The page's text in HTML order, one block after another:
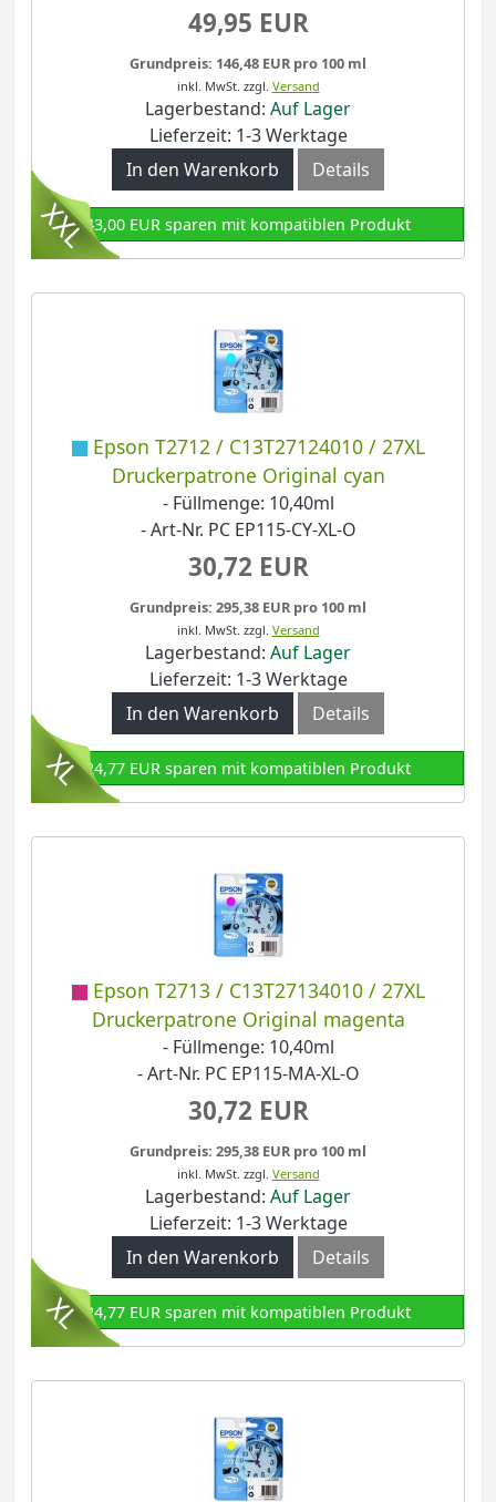
49,95 EUR
Grundpreis: 146,48 EUR pro 100 ml
inkl. MwSt. zzgl. Versand
Lagerbestand: Auf Lager
Lieferzeit: 1-3 Werktage
In den Warenkorb
Details
43,00 EUR sparen mit kompatiblen Produkt
Epson T2712 / C13T27124010 / 27XL
Druckerpatrone Original cyan
- Füllmenge: 10,40ml
- Art-Nr. PC EP115-CY-XL-O
30,72 EUR
Grundpreis: 295,38 EUR pro 100 ml
inkl. MwSt. zzgl. Versand
Lagerbestand: Auf Lager
Lieferzeit: 1-3 Werktage
In den Warenkorb
Details
24,77 EUR sparen mit kompatiblen Produkt
Epson T2713 / C13T27134010 / 27XL
Druckerpatrone Original magenta
- Füllmenge: 10,40ml
- Art-Nr. PC EP115-MA-XL-O
30,72 EUR
Grundpreis: 295,38 EUR pro 100 ml
inkl. MwSt. zzgl. Versand
Lagerbestand: Auf Lager
Lieferzeit: 1-3 Werktage
In den Warenkorb
Details
24,77 EUR sparen mit kompatiblen Produkt